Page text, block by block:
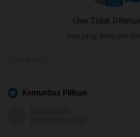
User Tidak
User yang Anda cari
Komunitas Pilihan